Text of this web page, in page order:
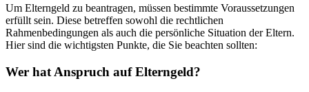
Um Elterngeld zu beantragen, müssen bestimmte Voraussetzungen
erfüllt sein. Diese betreffen sowohl die rechtlichen
Rahmenbedingungen als auch die persönliche Situation der Eltern.
Hier sind die wichtigsten Punkte, die Sie beachten sollten:
Wer hat Anspruch auf Elterngeld?